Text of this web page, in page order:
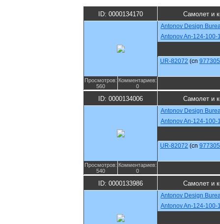
ID: 0000134170 Самолет и
Antonov Design
Antonov An-124-100-
UR-82072 (cn
Просмотров:
560
Комментариев:
0
ID: 0000134006 Самолет и
Antonov Design
Antonov An-124-100-
UR-82072 (cn
Просмотров:
540
Комментариев:
0
ID: 0000133986 Самолет и
Antonov Design
Antonov An-124-100-